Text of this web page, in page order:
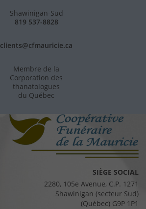
Shawinigan-Sud
819 537-8828
clients@cfmauricie.ca
Membre de la
Corporation des
thanatologues
du Québec
SIÈGE SOCIAL
2280, 105e Avenue, C.P. 1271
Shawinigan (secteur Sud)
(Québec) G9P 1P1